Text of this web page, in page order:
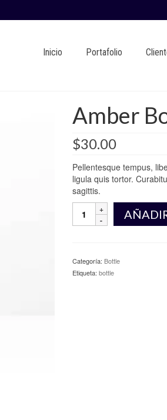
Inicio Portafolio
Amber
$30.00
Pellentesque tempus,
ligula quis tortor.
sagittis.
Bottle
Categoría: Bottle
Etiqueta: bottle